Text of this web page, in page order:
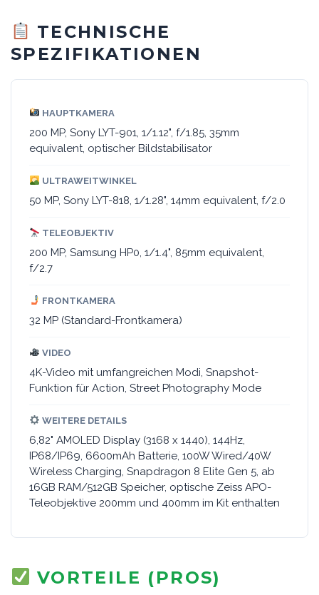
TECHNISCHE
SPEZIFIKATIONEN
HAUPTKAMERA
200 MP, Sony LYT-901, 1/1.12", f/1.85, 35mm
equivalent, optischer Bildstabilisator
ULTRAWEITWINKEL
50 MP, Sony LYT-818, 1/1.28", 14mm equivalent, f/2.0
TELEOBJEKTIV
200 MP, Samsung HP0, 1/1.4", 85mm equivalent,
f/2.7
FRONTKAMERA
32 MP (Standard-Frontkamera)
VIDEO
4K-Video mit umfangreichen Modi, Snapshot-
Funktion für Action, Street Photography Mode
WEITERE DETAILS
6,82" AMOLED Display (3168 x 1440), 144Hz,
IP68/IP69, 6600mAh Batterie, 100W Wired/40W
Wireless Charging, Snapdragon 8 Elite Gen 5, ab
16GB RAM/512GB Speicher, optische Zeiss APO-
Teleobjektive 200mm und 400mm im Kit enthalten
VORTEILE (PROS)